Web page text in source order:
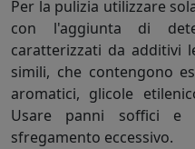
Per la pulizia utilizzare
con l'aggiunta di
caratterizzati da additivi
simili, che contengono
aromatici, glicole
Usare panni soffici e
sfregamento eccessivo.